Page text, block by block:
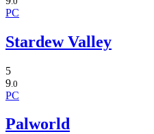
PC
Stardew Valley
5
9 .0
PC
Palworld